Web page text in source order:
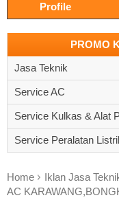
Profile
PROMO
Jasa Teknik
Service AC
Service Kulkas & Alat
Service Peralatan
Home
Iklan Jasa
AC